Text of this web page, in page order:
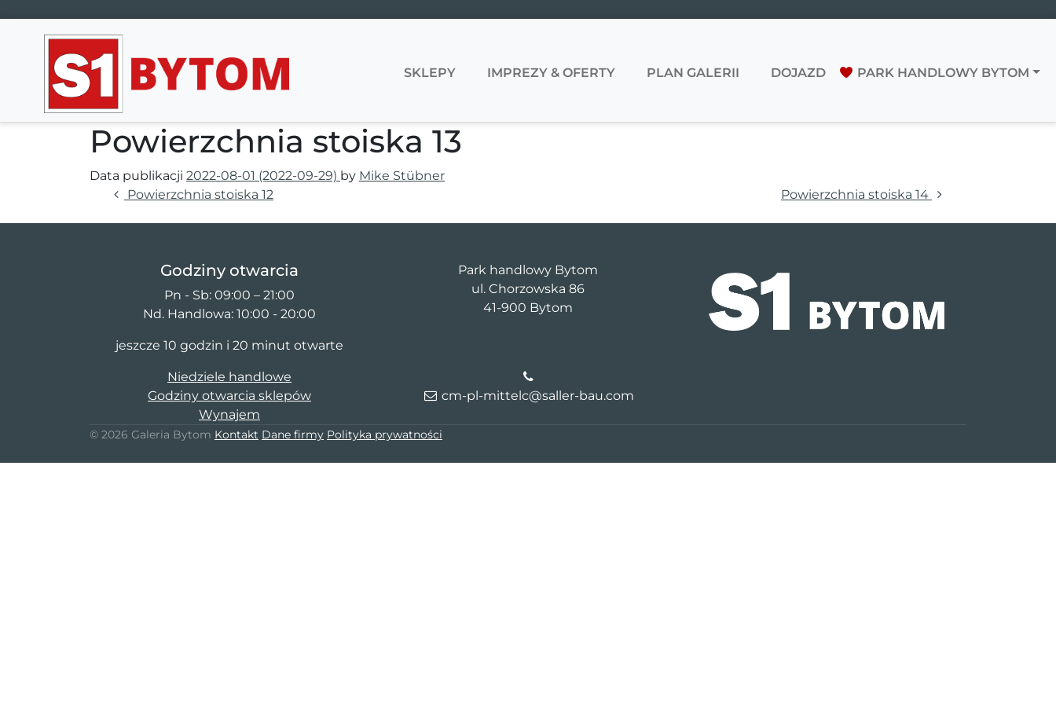
Main Navigation SKLEPY IMPREZY & OFERTY PLAN GALERII DOJAZD PARK HANDLOWY BYTOM
Powierzchnia stoiska 13
Data publikacji 2022-08-01 (2022-09-29) by Mike Stübner
Nawigacja wpisu
Powierzchnia stoiska 12 Powierzchnia stoiska 14
Godziny otwarcia
Pn - Sb: 09:00 – 21:00
Nd. Handlowa: 10:00 - 20:00
jeszcze 10 godzin i 20 minut otwarte
Niedziele handlowe
Godziny otwarcia sklepów
Wynajem
Park handlowy Bytom
ul. Chorzowska 86
41-900 Bytom
cm-pl-mittelc@saller-bau.com
© 2026 Galeria Bytom Kontakt Dane firmy Polityka prywatności